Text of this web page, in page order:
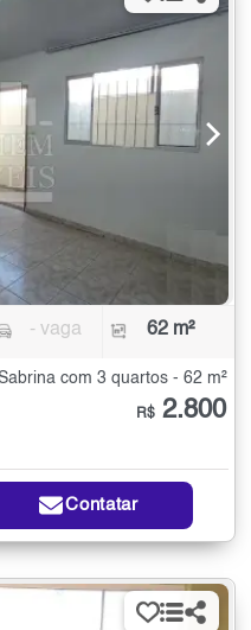
- vaga 62 m²
com 3 quartos - 62 m²
R$ 2.800
Contatar